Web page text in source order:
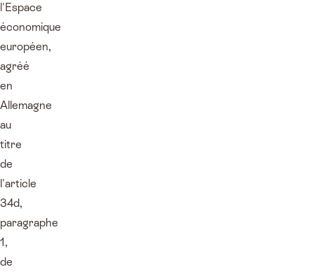
l'Espace
économique
européen,
agréé
en
Allemagne
au
titre
de
l'article
34d,
paragraphe
1,
de